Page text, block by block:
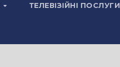
ТЕЛЕВІЗІЙНІ ПОСЛУГИ